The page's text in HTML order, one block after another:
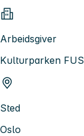
Arbeidsgiver
Kulturparken
Sted
Oslo